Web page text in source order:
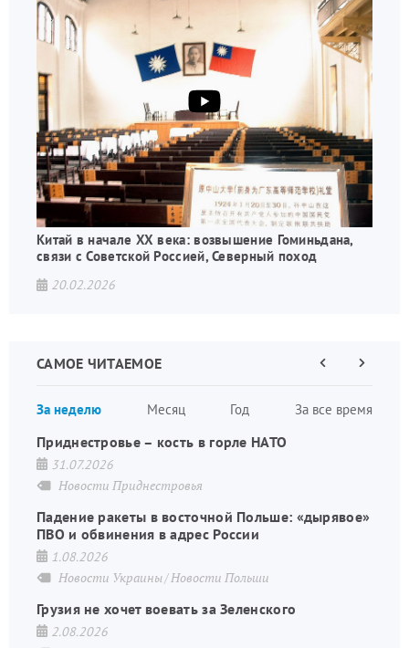
Китай в начале XX века: возвышение Гоминьдана,
связи с Советской Россией, Северный поход
20.02.2026
САМОЕ ЧИТАЕМОЕ
За неделю Месяц Год За все время
страниц
ПредыдущаяСледующая
Приднестровье – кость в горле НАТО
31.07.2026
Новости Приднестровья
Падение ракеты в восточной Польше: «дырявое»
ПВО и обвинения в адрес России
1.08.2026
Новости Украины Новости Польши
Грузия не хочет воевать за Зеленского
2.08.2026